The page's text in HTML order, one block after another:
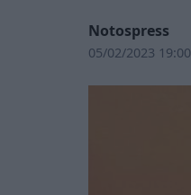
Notospress
05/02/2023 19:00